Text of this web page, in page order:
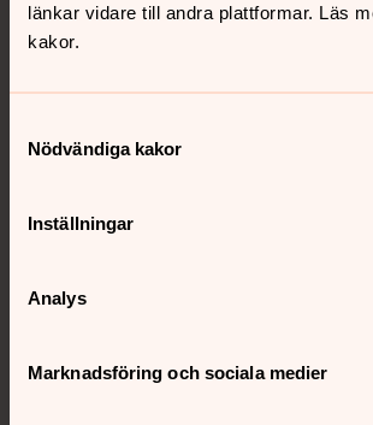
länkar vidare till andra plattformar. Läs
kakor.
Nödvändiga kakor
Inställningar
Analys
Marknadsföring och sociala medier
Kontakt
Kalender
Hitta snabbt